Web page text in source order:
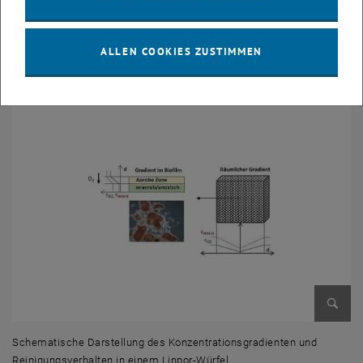
und zusätzliches Einsparungspotential hinsichtlich der
Schematische Darstellung des Konzentrationsgradienten und
Reinigungsverhalten in einem Linpor-Würfel
ALLEN COOKIES ZUSTIMMEN